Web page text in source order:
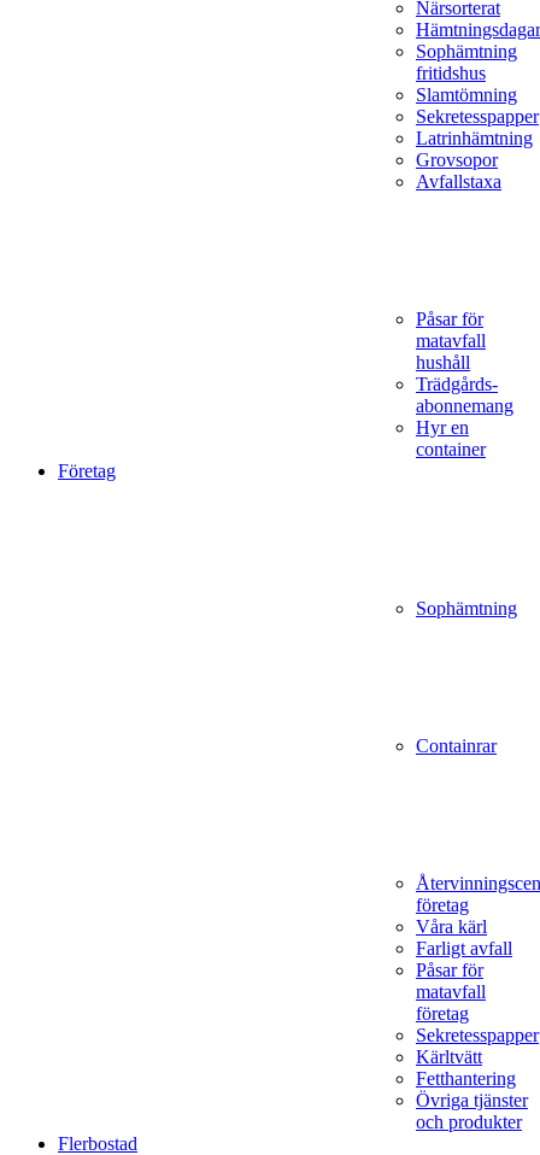
Närsorterat
Hämtningsdagar
Sophämtning
fritidshus
Slamtömning
Sekretesspapper
Latrinhämtning
Grovsopor
Avfallstaxa
Påsar för
matavfall
hushåll
Trädgårds­
abonnemang
Hyr en
container
Företag
Sophämtning
Containrar
företag
Våra kärl
Farligt avfall
Påsar för
matavfall
företag
Sekretesspapper
Kärltvätt
Fetthantering
Övriga tjänster
och produkter
Flerbostad